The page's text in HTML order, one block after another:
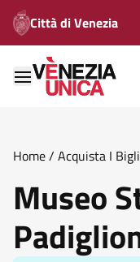
Città di Venezia
Home/ Acquista I
Museo